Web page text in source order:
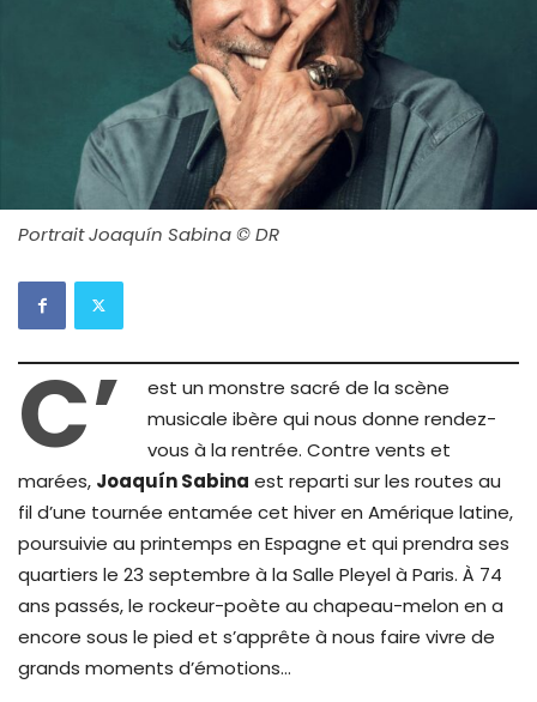
Portrait Joaquín Sabina © DR
C’
est un monstre sacré de la scène
musicale ibère qui nous donne rendez-
vous à la rentrée. Contre vents et
marées, Joaquín Sabina est reparti sur les routes au
fil d’une tournée entamée cet hiver en Amérique latine,
poursuivie au printemps en Espagne et qui prendra ses
quartiers le 23 septembre à la Salle Pleyel à Paris. À 74
ans passés, le rockeur-poète au chapeau-melon en a
encore sous le pied et s’apprête à nous faire vivre de
grands moments d’émotions…